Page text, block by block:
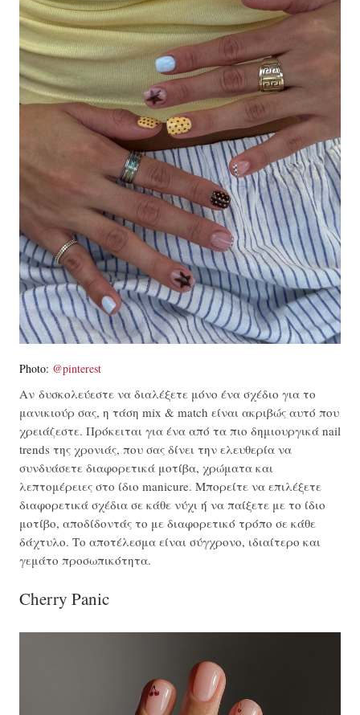
Photo: @pinterest
Αν δυσκολεύεστε να διαλέξετε μόνο ένα σχέδιο για το
μανικιούρ σας, η τάση mix & match είναι ακριβώς αυτό που
χρειάζεστε. Πρόκειται για ένα από τα πιο δημιουργικά nail
trends της χρονιάς, που σας δίνει την ελευθερία να
συνδυάσετε διαφορετικά μοτίβα, χρώματα και
λεπτομέρειες στο ίδιο manicure. Μπορείτε να επιλέξετε
διαφορετικά σχέδια σε κάθε νύχι ή να παίξετε με το ίδιο
μοτίβο, αποδίδοντάς το με διαφορετικό τρόπο σε κάθε
δάχτυλο. Το αποτέλεσμα είναι σύγχρονο, ιδιαίτερο και
γεμάτο προσωπικότητα.
Cherry Panic